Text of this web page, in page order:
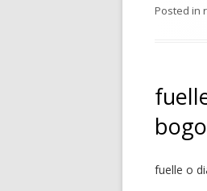
Posted in
fuelle o